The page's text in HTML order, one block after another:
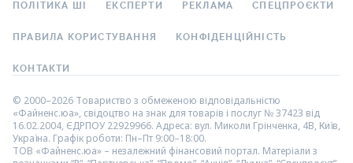
ПОЛІТИКА ШІ ЕКСПЕРТИ РЕКЛАМА СПЕЦПРОЄКТИ
ПРАВИЛА КОРИСТУВАННЯ КОНФІДЕНЦІЙНІСТЬ
КОНТАКТИ
© 2000–2026 Товариство з обмеженою відповідальністю
«Файненс.юа», свідоцтво на знак для товарів і послуг № 37423 від
16.02.2004, ЄДРПОУ 22929966. Адреса: вул. Миколи Грінченка, 4В, Київ,
Україна. Графік роботи: Пн–Пт 9:00–18:00.
ТОВ «Файненс.юа» – незалежний фінансовий портал. Матеріали з